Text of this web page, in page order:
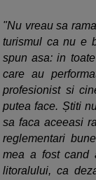
"Nu vreau sa
turismul ca nu e
spun asa: in
care au
profesionist si
putea face. Știti
sa faca aceeasi
reglementari
mea a fost cand
litoralului, ca